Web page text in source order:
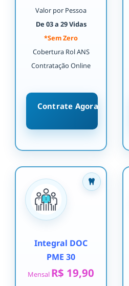
Valor por Pessoa
De 03 a 29 Vidas
*Sem Zero
Cobertura Rol ANS
Contratação Online
Contrate Agora
Integral DOC
PME 30
Mensal R$ 19,90